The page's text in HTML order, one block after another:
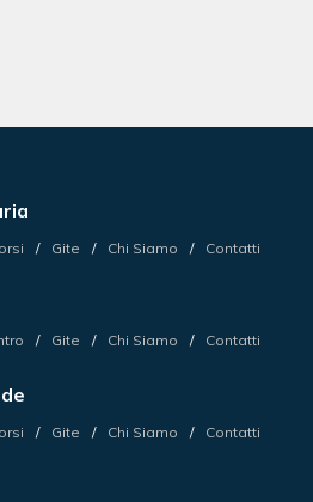
Gite Chi Siamo Contatti
Gite Chi Siamo Contatti
Gite Chi Siamo Contatti